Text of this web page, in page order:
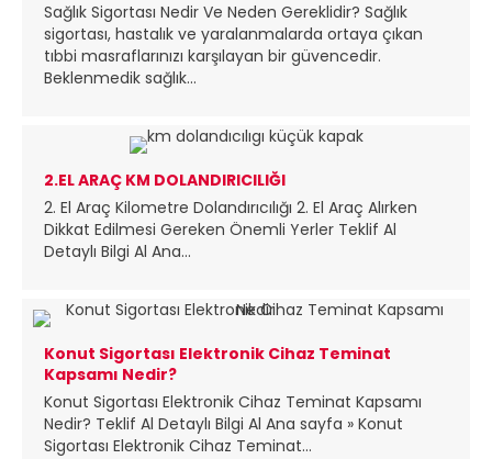
Sağlık Sigortası Nedir Ve Neden Gereklidir? Sağlık
sigortası, hastalık ve yaralanmalarda ortaya çıkan
tıbbi masraflarınızı karşılayan bir güvencedir.
Beklenmedik sağlık...
2.EL ARAÇ KM DOLANDIRICILIĞI
2. El Araç Kilometre Dolandırıcılığı 2. El Araç Alırken
Dikkat Edilmesi Gereken Önemli Yerler Teklif Al
Detaylı Bilgi Al Ana...
Konut Sigortası Elektronik Cihaz Teminat
Kapsamı Nedir?
Konut Sigortası Elektronik Cihaz Teminat Kapsamı
Nedir? Teklif Al Detaylı Bilgi Al Ana sayfa » Konut
Sigortası Elektronik Cihaz Teminat...